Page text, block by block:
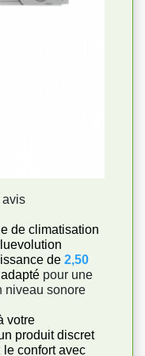
avis
de climatisation
de 2,50
pour une
niveau sonore
votre
produit discret
confort avec